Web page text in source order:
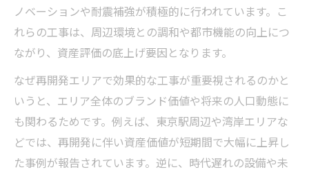
ノベーションや耐震補強が積極的に行われています。こ
れらの工事は、周辺環境との調和や都市機能の向上につ
ながり、資産評価の底上げ要因となります。
なぜ再開発エリアで効果的な工事が重要視されるのかと
いうと、エリア全体のブランド価値や将来の人口動態に
も関わるためです。例えば、東京駅周辺や湾岸エリアな
どでは、再開発に伴い資産価値が短期間で大幅に上昇し
た事例が報告されています。逆に、時代遅れの設備や未